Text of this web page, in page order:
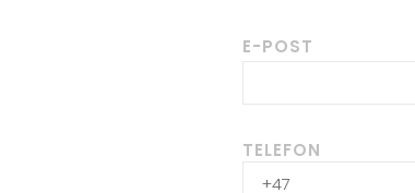
E-POST
TELEFON